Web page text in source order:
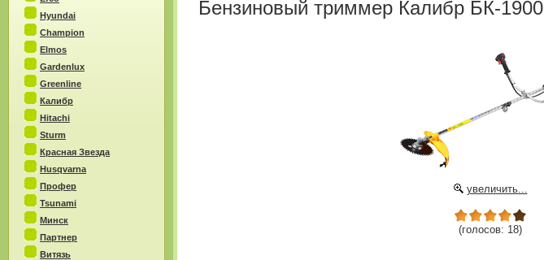
Hyundai
Champion
Elmos
Gardenlux
Greenline
Калибр
Hitachi
Sturm
Красная Звезда
Husqvarna
Профер
Tsunami
Минск
Партнер
Витязь
Бензиновый триммер Калибр БК-1900
увеличить...
(голосов: 18)